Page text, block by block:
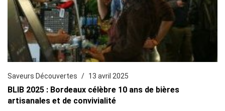
Saveurs Découvertes 13 avril 2025
BLIB 2025 : Bordeaux célèbre 10 ans de bières
artisanales et de convivialité